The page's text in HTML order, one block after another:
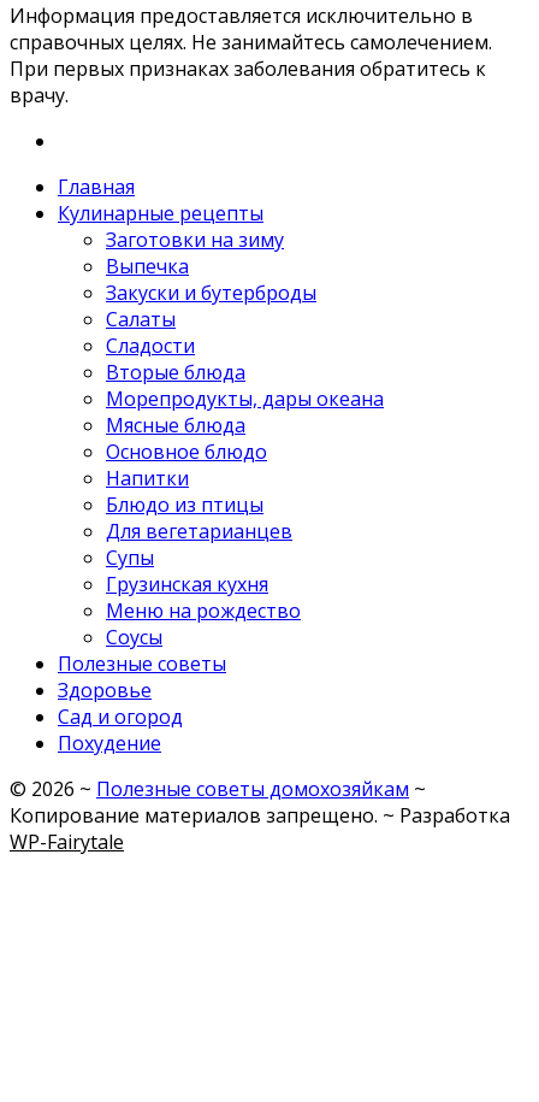
Информация предоставляется исключительно в
справочных целях. Не занимайтесь самолечением.
При первых признаках заболевания обратитесь к
врачу.
Главная
Кулинарные рецепты
Заготовки на зиму
Выпечка
Закуски и бутерброды
Салаты
Сладости
Вторые блюда
Морепродукты, дары океана
Мясные блюда
Основное блюдо
Напитки
Блюдо из птицы
Для вегетарианцев
Супы
Грузинская кухня
Меню на рождество
Соусы
Полезные советы
Здоровье
Сад и огород
Похудение
© 2026 ~ Полезные советы домохозяйкам ~
Копирование материалов запрещено. ~ Разработка
WP-Fairytale